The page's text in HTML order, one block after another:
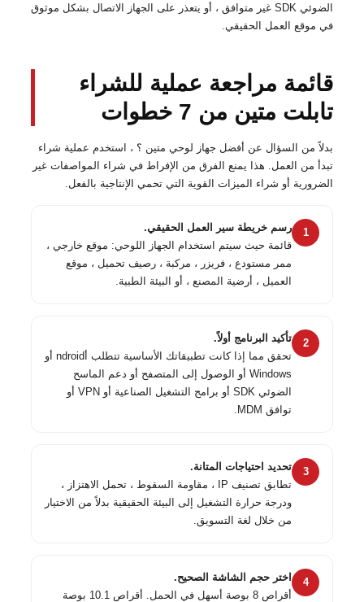
الضوئي SDK غير متوافق ، أو يتعذر على الجهاز الاتصال بشكل موثوق
في موقع العمل الحقيقي.
قائمة مراجعة عملية للشراء
تابلت متين من 7 خطوات
بدلاً من السؤال عن أفضل جهاز لوحي متين ؟ ، استخدم عملية شراء
تبدأ من العمل. هذا يمنع الفرق من الإفراط في شراء المواصفات غير
الضرورية أو شراء الميزات القوية التي تحمي الإنتاجية بالفعل.
1
رسم خريطة سير العمل الحقيقي.
قائمة حيث سيتم استخدام الجهاز اللوحي: موقع خارجي ،
ممر مستودع ، فريزر ، مركبة ، رصيف تحميل ، موقع
العميل ، أرضية المصنع ، أو البيئة الطبية.
2
تأكيد البرنامج أولاً.
تحقق مما إذا كانت تطبيقاتك الأساسية تتطلب أndroid أو
Windows أو الوصول إلى المتصفح أو دعم الماسح
الضوئي SDK أو برامج التشغيل الصناعية أو VPN أو
توافق MDM.
3
تحديد احتياجات المتانة.
تطابق تصنيف IP ، مقاومة السقوط ، تحمل الاهتزاز ،
ودرجة حرارة التشغيل إلى البيئة الحقيقية بدلاً من الاختيار
من خلال لغة التسويق.
4
اختر حجم الشاشة الصحيح.
أقراص 8 بوصة أسهل في الحمل. أقراص 10.1 بوصة